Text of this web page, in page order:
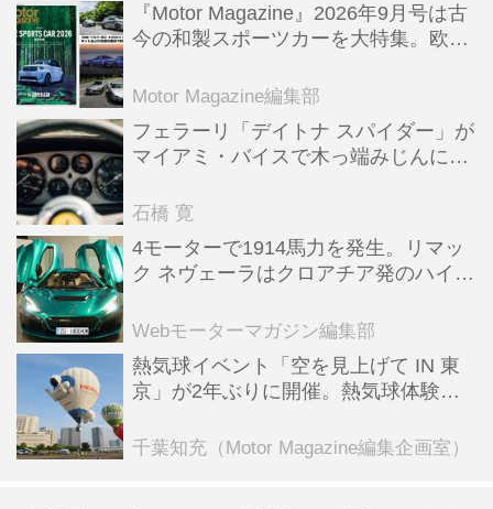
『Motor Magazine』2026年9月号は古
今の和製スポーツカーを大特集。欧州
Motor Magazine編集部
フェラーリ「デイトナ スパイダー」が
マイアミ・バイスで木っ端みじんにな
石橋 寛
4モーターで1914馬力を発生。リマッ
ク ネヴェーラはクロアチア発のハイパ
全版／115】
Webモーターマガジン編集部
熱気球イベント「空を見上げて IN 東
京」が2年ぶりに開催。熱気球体験搭
ンテンツも
千葉知充（Motor Magazine編集企画室）